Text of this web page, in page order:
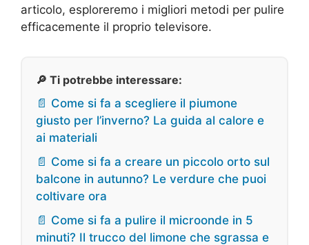
articolo, esploreremo i migliori metodi per pulire
efficacemente il proprio televisore.
🔎 Ti potrebbe interessare:
📄 Come si fa a scegliere il piumone
giusto per l’inverno? La guida al calore e
ai materiali
📄 Come si fa a creare un piccolo orto sul
balcone in autunno? Le verdure che puoi
coltivare ora
📄 Come si fa a pulire il microonde in 5
minuti? Il trucco del limone che sgrassa e